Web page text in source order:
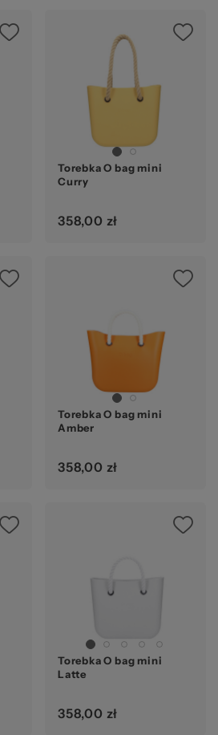
Torebka O bag mini
Curry
358,00 zł
Torebka O bag mini
Amber
358,00 zł
Torebka O bag mini
Latte
358,00 zł